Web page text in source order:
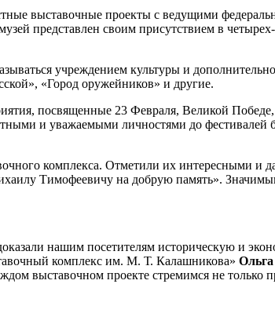
выставочные проекты с ведущими
представлен своим присутствием в
учреждением культуры и
«Город оружейников» и другие.
посвященные 23 Февраля, Великой
и уважаемыми личностями до фестивалей
комплекса. Отметили их интересными и
Тимофеевичу на добрую память».
нашим посетителям историческую и
комплекс им. М. Т. Калашникова»
выставочном проекте стремимся не только